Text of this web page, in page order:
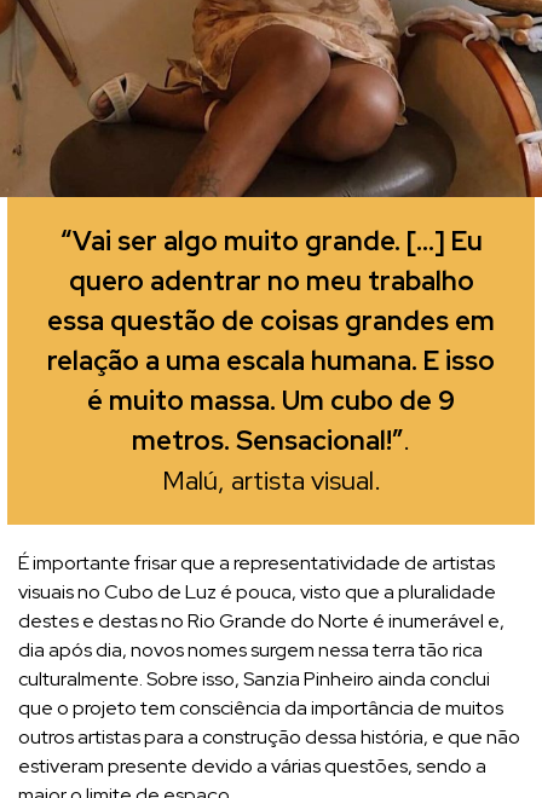
“Vai ser algo muito grande. […] Eu
quero adentrar no meu trabalho
essa questão de coisas grandes em
relação a uma escala humana. E isso
é muito massa. Um cubo de 9
metros. Sensacional!”.
Malú, artista visual.
É importante frisar que a representatividade de artistas
visuais no Cubo de Luz é pouca, visto que a pluralidade
destes e destas no Rio Grande do Norte é inumerável e,
dia após dia, novos nomes surgem nessa terra tão rica
culturalmente. Sobre isso, Sanzia Pinheiro ainda conclui
que o projeto tem consciência da importância de muitos
outros artistas para a construção dessa história, e que não
estiveram presente devido a várias questões, sendo a